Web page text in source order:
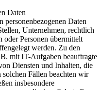
Daten
personenbezogenen Daten
Unternehmen, rechtlich
oder Personen übermittelt
werden. Zu den
mit IT-Aufgaben beauftragte
Diensten und Inhalten, die
Fällen beachten wir
insbesondere